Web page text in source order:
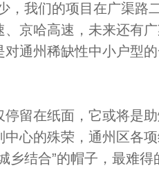
，我们的项目在广渠路
京哈高速，未来还有
通州稀缺性中小户型
留在纸面，它或将是
心的殊荣，通州区各
乡结合”的帽子，最难